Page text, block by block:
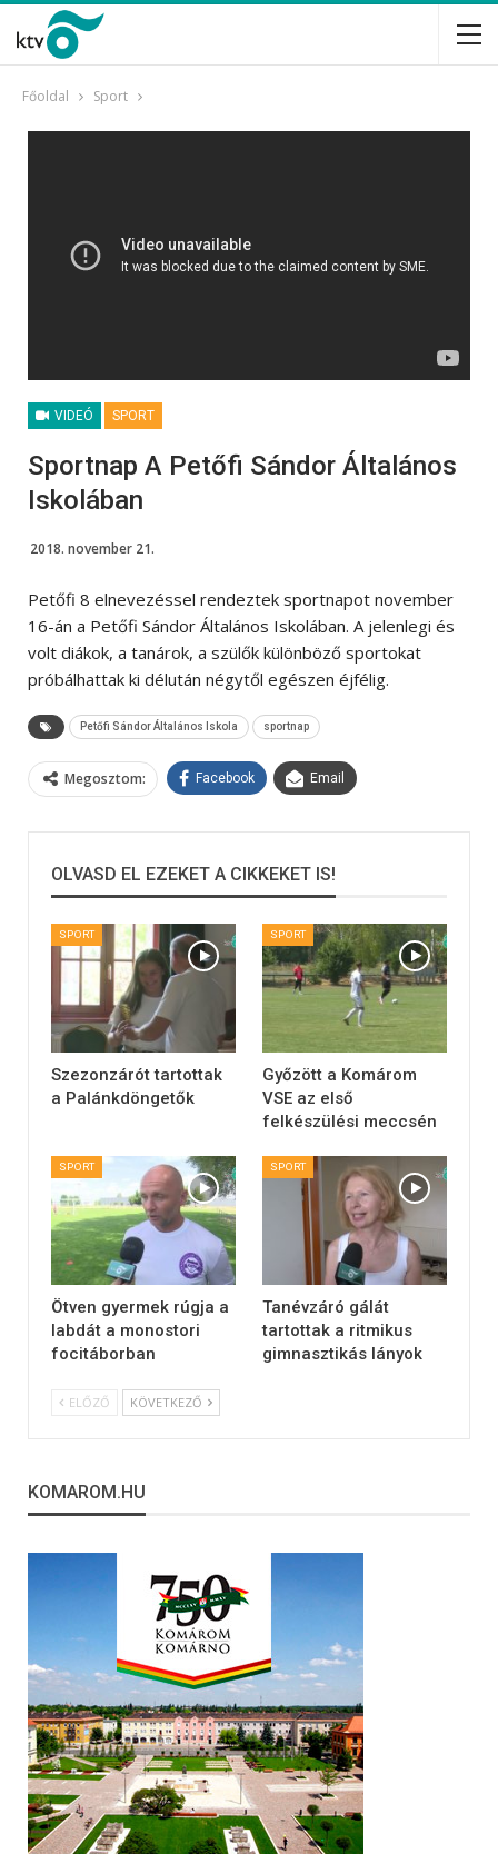
Főoldal Sport
VIDEÓ SPORT
Sportnap A Petőfi Sándor Általános
Iskolában
2018. november 21.
Petőfi 8 elnevezéssel rendeztek sportnapot november
16-án a Petőfi Sándor Általános Iskolában. A jelenlegi és
volt diákok, a tanárok, a szülők különböző sportokat
próbálhattak ki délután négytől egészen éjfélig.
Petőfi Sándor Általános Iskola sportnap
Megosztom: Facebook Email
OLVASD EL EZEKET A CIKKEKET IS!
SPORT
Szezonzárót tartottak
a Palánkdöngetők
SPORT
Győzött a Komárom
VSE az első
felkészülési meccsén
SPORT
Ötven gyermek rúgja a
labdát a monostori
focitáborban
SPORT
Tanévzáró gálát
tartottak a ritmikus
gimnasztikás lányok
ELŐZŐ KÖVETKEZŐ
KOMAROM.HU